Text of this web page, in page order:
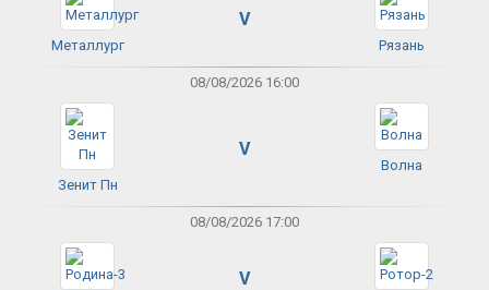
Металлург
V
Рязань
08/08/2026 16:00
Зенит Пн
V
Волна
08/08/2026 17:00
V